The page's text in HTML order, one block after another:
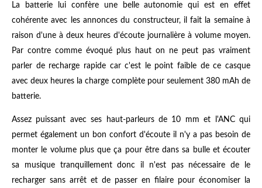
La batterie lui confère une belle autonomie qui est en effet
cohérente avec les annonces du constructeur, il fait la semaine à
raison d'une à deux heures d'écoute journalière à volume moyen.
Par contre comme évoqué plus haut on ne peut pas vraiment
parler de recharge rapide car c'est le point faible de ce casque
avec deux heures la charge complète pour seulement 380 mAh de
batterie.
Assez puissant avec ses haut-parleurs de 10 mm et l'ANC qui
permet également un bon confort d'écoute il n'y a pas besoin de
monter le volume plus que ça pour être dans sa bulle et écouter
sa musique tranquillement donc il n'est pas nécessaire de le
recharger sans arrêt et de passer en filaire pour économiser la